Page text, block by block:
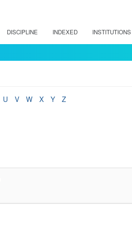
DISCIPLINE INDEXED INSTITUTIONS
U V W X Y
Z